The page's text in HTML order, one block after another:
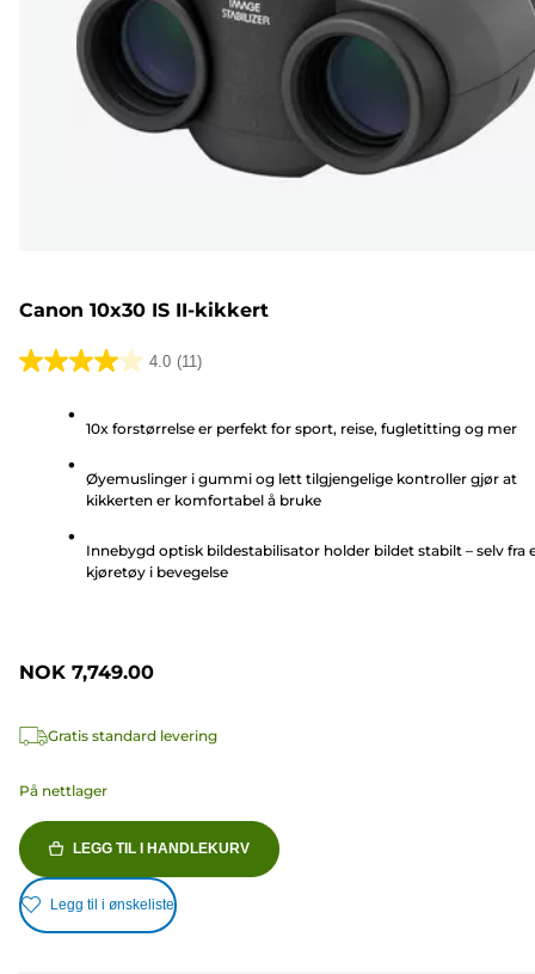
Canon 10x30 IS II-kikkert
4.0 (11)
4.0
stjerner.
10x forstørrelse er perfekt for sport, reise, fugletitting og mer
Øyemuslinger i gummi og lett tilgjengelige kontroller gjør at
kikkerten er komfortabel å bruke
Innebygd optisk bildestabilisator holder bildet stabilt – selv fra
kjøretøy i bevegelse
NOK 7,749.00
Gratis standard levering
På nettlager
LEGG TIL I HANDLEKURV
Legg til i ønskeliste